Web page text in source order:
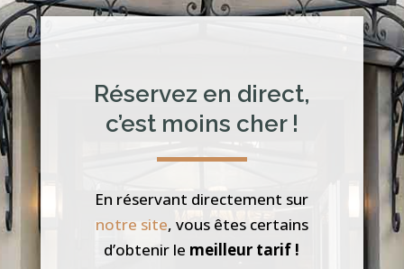
Réservez en direct,
c’est moins cher !
En réservant directement sur
notre site, vous êtes certains
d’obtenir le meilleur tarif !